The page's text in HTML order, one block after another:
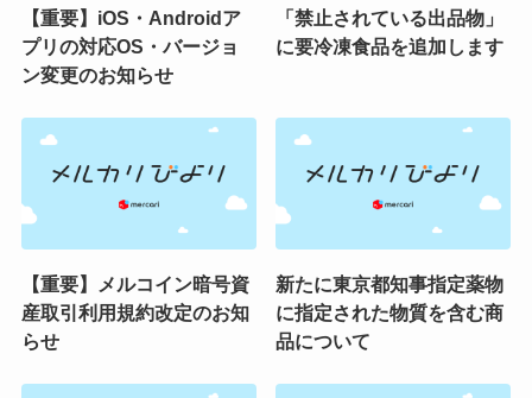
【重要】iOS・Androidア
プリの対応OS・バージョ
ン変更のお知らせ
「禁止されている出品物」
に要冷凍食品を追加します
【重要】メルコイン暗号資
産取引利用規約改定のお知
らせ
新たに東京都知事指定薬物
に指定された物質を含む商
品について